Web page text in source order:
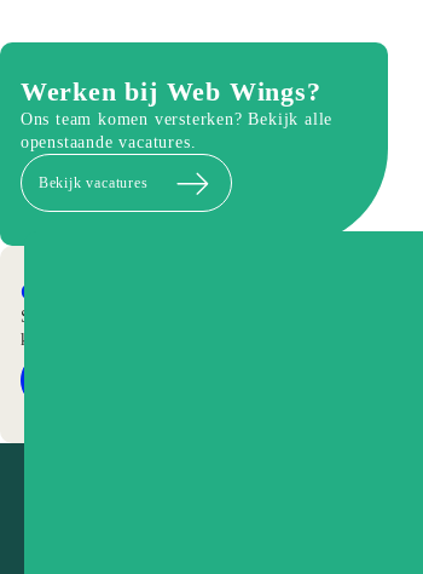
Werken bij Web Wings?
Ons team komen versterken? Bekijk alle
openstaande vacatures.
Bekijk vacatures
Onze collega's van P&P Company
Stuk voor stuk vakmensen met passie. Maak
kennis met P&P Company.